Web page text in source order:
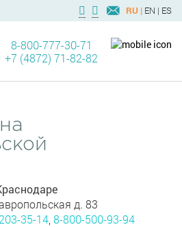
RU | EN | ES
8-800-777-30-71
+7 (4872) 71-82-82
д. 83
35-14 8-800-500-93-94